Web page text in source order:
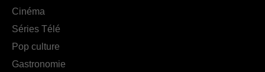
Cinéma
Séries Télé
Pop culture
Gastronomie